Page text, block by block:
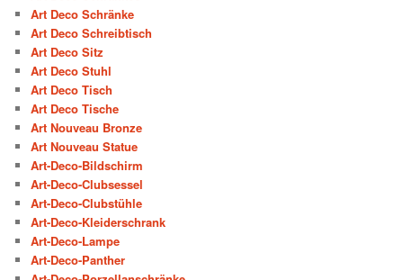
Art Deco Schränke
Art Deco Schreibtisch
Art Deco Sitz
Art Deco Stuhl
Art Deco Tisch
Art Deco Tische
Art Nouveau Bronze
Art Nouveau Statue
Art-Deco-Bildschirm
Art-Deco-Clubsessel
Art-Deco-Clubstühle
Art-Deco-Kleiderschrank
Art-Deco-Lampe
Art-Deco-Panther